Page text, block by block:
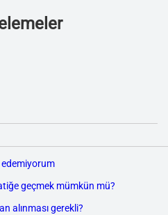
geçmek mümkün mü?
alınması gerekli?